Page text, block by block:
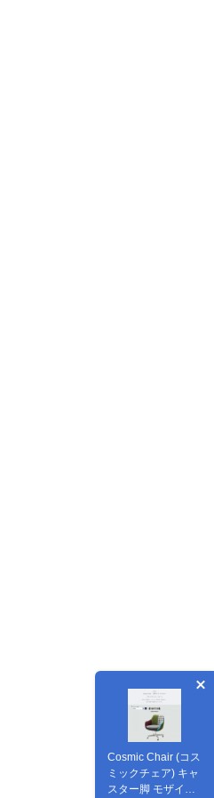
Cosmic Chair (コス
ミックチェア) キャ
スター脚 モザイク